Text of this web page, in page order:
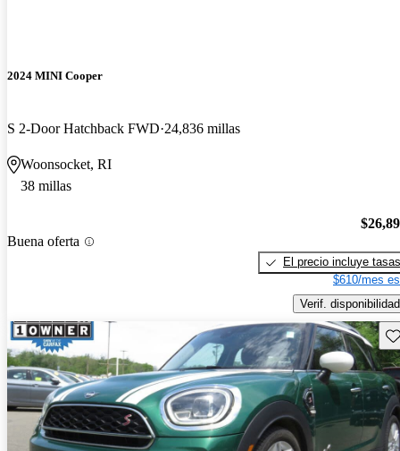
2024 MINI Cooper
S 2-Door Hatchback FWD 24,836 millas
Woonsocket, RI
38 millas
Buena oferta
El precio incluye tasas
$610/mes
Verif. disponibilidad